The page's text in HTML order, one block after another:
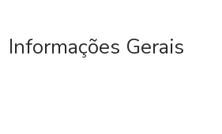
Informações Gerais